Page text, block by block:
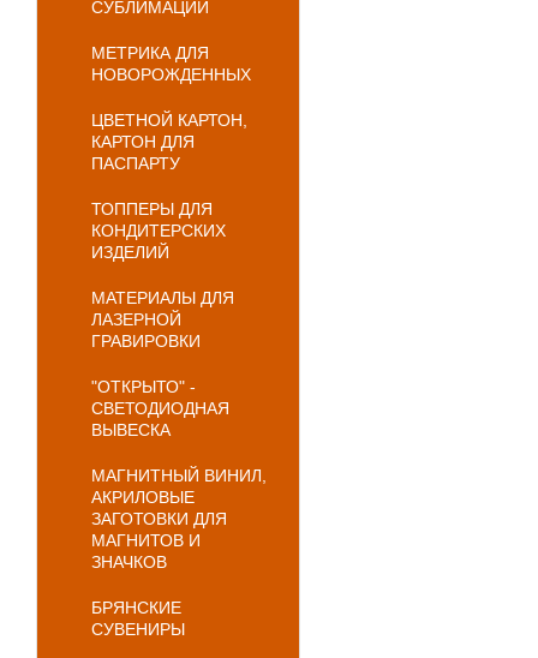
СУБЛИМАЦИИ
МЕТРИКА ДЛЯ
НОВОРОЖДЕННЫХ
ЦВЕТНОЙ КАРТОН,
КАРТОН ДЛЯ
ПАСПАРТУ
ТОППЕРЫ ДЛЯ
КОНДИТЕРСКИХ
ИЗДЕЛИЙ
МАТЕРИАЛЫ ДЛЯ
ЛАЗЕРНОЙ
ГРАВИРОВКИ
"ОТКРЫТО" -
СВЕТОДИОДНАЯ
ВЫВЕСКА
МАГНИТНЫЙ ВИНИЛ,
АКРИЛОВЫЕ
ЗАГОТОВКИ ДЛЯ
МАГНИТОВ И
ЗНАЧКОВ
БРЯНСКИЕ
СУВЕНИРЫ